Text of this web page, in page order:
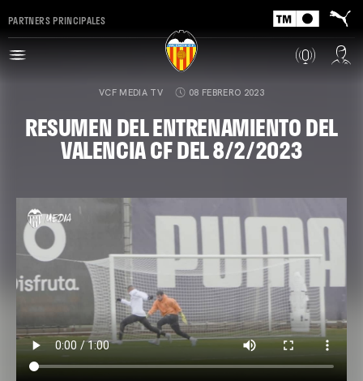
PARTNERS PRINCIPALES
VCF MEDIA TV 08 FEBRERO 2023
RESUMEN DEL ENTRENAMIENTO DEL
VALENCIA CF DEL 8/2/2023